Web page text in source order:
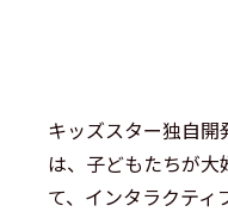
キッズスター独自開
は、子どもたちが大
て、インタラクティ